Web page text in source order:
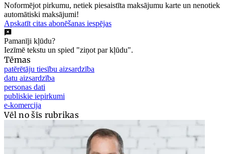
Noformējot pirkumu, netiek piesaistīta maksājumu karte un nenotiek
automātiski maksājumi!
Apskatīt citas abonēšanas iespējas
Pamanīji kļūdu?
Iezīmē tekstu un spied "ziņot par kļūdu".
Tēmas
patērētāju tiesību aizsardzība
datu aizsardzība
personas dati
publiskie iepirkumi
e-komercija
Vēl no šīs rubrikas